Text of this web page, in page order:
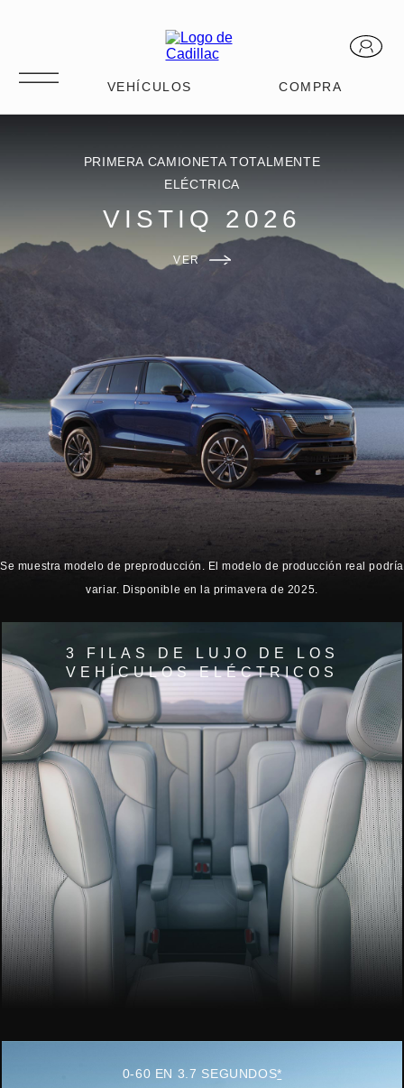
PRIMERA CAMIONETA TOTALMENTE
ELÉCTRICA
VISTIQ 2026
VER
Se muestra modelo de preproducción. El modelo de producción real podría
variar. Disponible en la primavera de 2025.
3 FILAS DE LUJO DE LOS
VEHÍCULOS ELÉCTRICOS
0-60 EN 3.7 SEGUNDOS*